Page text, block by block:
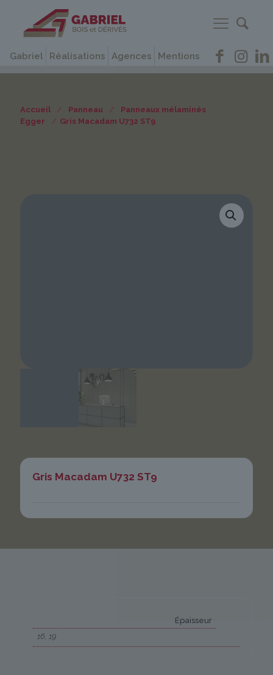
Gabriel Réalisations Agences Mentions
Accueil / Panneau /
Panneaux mélaminés
Egger
/ Gris Macadam U732 ST9
Gris Macadam U732 ST9
Épaisseur
16, 19